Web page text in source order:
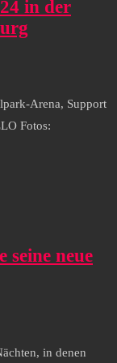
in der
Arena, Support
Fotos:
neue
in denen